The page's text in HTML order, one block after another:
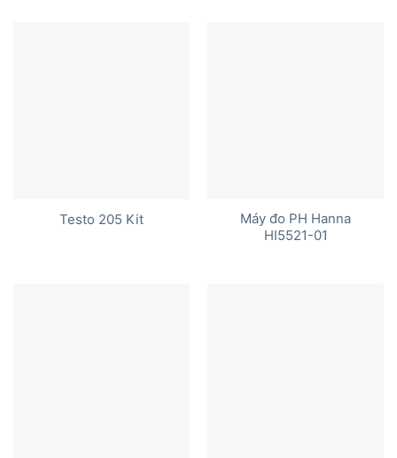
Testo 205 Kit
Máy đo PH Hanna
HI5521-01